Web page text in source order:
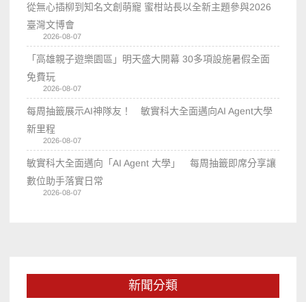
從無心插柳到知名文創萌寵 蜜柑站長以全新主題參與2026
臺灣文博會
2026-08-07
「高雄親子遊樂園區」明天盛大開幕 30多項設施暑假全面
免費玩
2026-08-07
每周抽籤展示AI神隊友！ 敏實科大全面邁向AI Agent大學
新里程
2026-08-07
敏實科大全面邁向「AI Agent 大學」 每周抽籤即席分享讓
數位助手落實日常
2026-08-07
新聞分類